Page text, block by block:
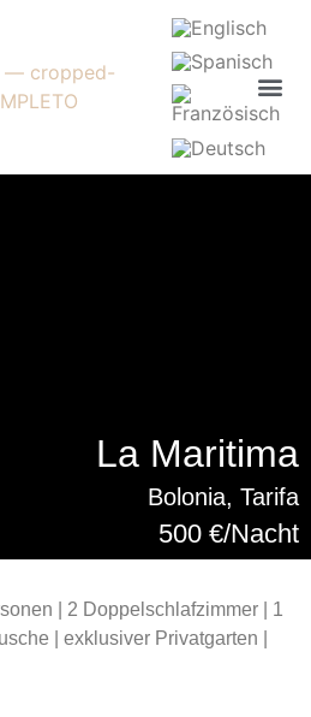
La Maritima
Bolonia, Tarifa
500 €/Nacht
| 2 Doppelschlafzimmer | 1
| exklusiver Privatgarten |